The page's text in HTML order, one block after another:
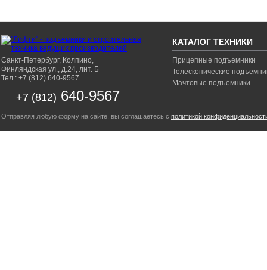
Санкт-Петербург, Колпино,
Финляндская ул., д.24, лит. Б
Тел.: +7 (812) 640-9567
+7 (812) 640-9567
КАТАЛОГ ТЕХНИКИ
Прицепные подъемники
Телескопические
Мачтовые подъемники
Отправляя любую форму на сайте, вы соглашаетесь с политикой